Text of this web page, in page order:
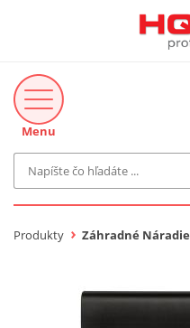
Značka
Makita-Záhrada
Gardena
Menu
Produkty Záhradné Náradie